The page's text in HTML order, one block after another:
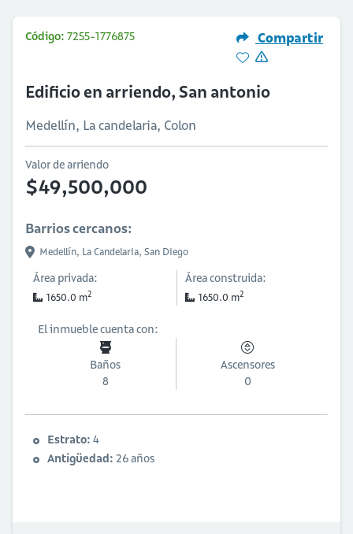
Código: 7255-1776875 Compartir
Edificio en arriendo, San antonio
Medellín, La candelaria, Colon
Valor de arriendo
$49,500,000
Barrios cercanos:
Medellín, La Candelaria, San Diego
Área privada:
1650.0 m2
Área construida:
1650.0 m2
El inmueble cuenta con:
Baños
8
Ascensores
0
Estrato: 4
Antigüedad: 26 años